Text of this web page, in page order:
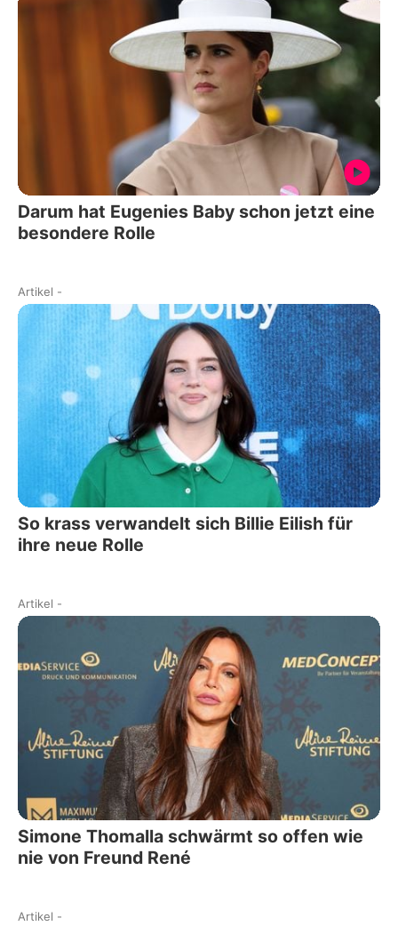
Darum hat Eugenies Baby schon jetzt eine
besondere Rolle
Artikel -
So krass verwandelt sich Billie Eilish für
ihre neue Rolle
Artikel -
Simone Thomalla schwärmt so offen wie
nie von Freund René
Artikel -